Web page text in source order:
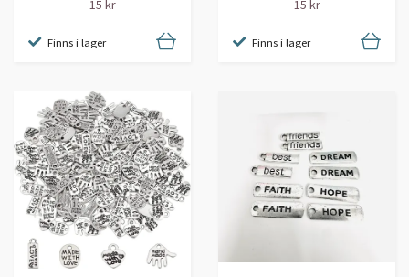
15 kr
Finns i lager
15 kr
Finns i lager